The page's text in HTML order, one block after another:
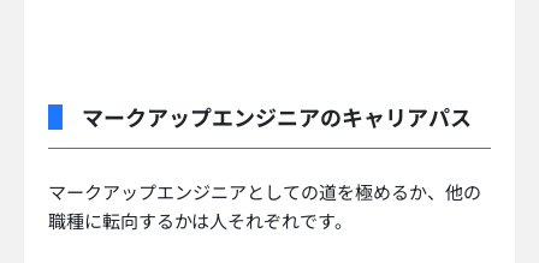
マークアップエンジニアのキャリアパス
マークアップエンジニアとしての道を極めるか、他の
職種に転向するかは人それぞれです。